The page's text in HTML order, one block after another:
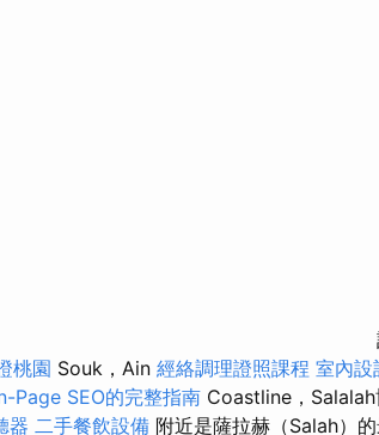
桃園 Souk，Ain 經絡調理證照課程 室內設
Page SEO的完整指南 Coastline，
器 二手餐飲設備 附近是薩拉赫（Salah）